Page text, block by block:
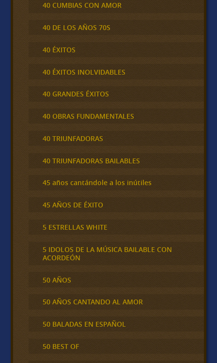
40 CUMBIAS CON AMOR
40 DE LOS AÑOS 70S
40 ÉXITOS
40 ÉXITOS INOLVIDABLES
40 GRANDES ÉXITOS
40 OBRAS FUNDAMENTALES
40 TRIUNFADORAS
40 TRIUNFADORAS BAILABLES
45 años cantándole a los inútiles
45 AÑOS DE ÉXITO
5 ESTRELLAS WHITE
5 IDOLOS DE LA MÚSICA BAILABLE CON
ACORDEÓN
50 AÑOS
50 AÑOS CANTANDO AL AMOR
50 BALADAS EN ESPAÑOL
50 BEST OF